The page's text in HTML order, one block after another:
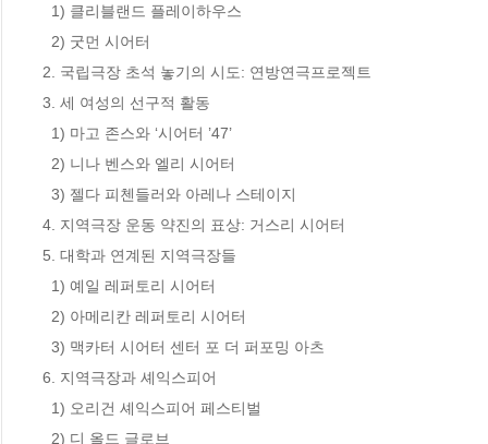
2. 국립극장 초석 놓기의 시도: 연방연극프로젝트
3. 세 여성의 선구적 활동
4. 지역극장 운동 약진의 표상: 거스리 시어터
5. 대학과 연계된 지역극장들
6. 지역극장과 셰익스피어